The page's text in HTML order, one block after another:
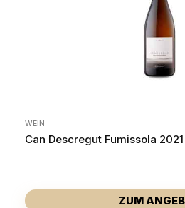
WEIN
Can Descregut Fumissola 2021
ZUM